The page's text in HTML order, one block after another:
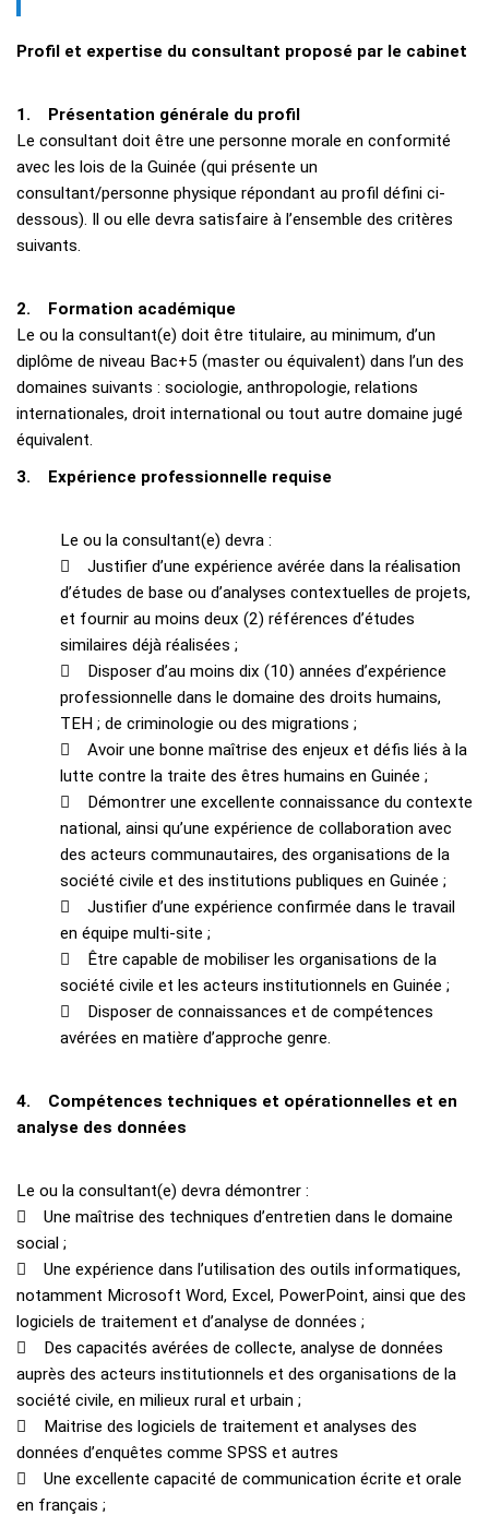
Profil et expertise du consultant proposé par le cabinet
1. Présentation générale du profil
Le consultant doit être une personne morale en conformité
avec les lois de la Guinée (qui présente un
consultant/personne physique répondant au profil défini ci-
dessous). Il ou elle devra satisfaire à l’ensemble des critères
suivants.
2. Formation académique
Le ou la consultant(e) doit être titulaire, au minimum, d’un
diplôme de niveau Bac+5 (master ou équivalent) dans l’un des
domaines suivants : sociologie, anthropologie, relations
internationales, droit international ou tout autre domaine jugé
équivalent.
3. Expérience professionnelle requise
Le ou la consultant(e) devra :
 Justifier d’une expérience avérée dans la réalisation
d’études de base ou d’analyses contextuelles de projets,
et fournir au moins deux (2) références d’études
similaires déjà réalisées ;
 Disposer d’au moins dix (10) années d’expérience
professionnelle dans le domaine des droits humains,
TEH ; de criminologie ou des migrations ;
 Avoir une bonne maîtrise des enjeux et défis liés à la
lutte contre la traite des êtres humains en Guinée ;
 Démontrer une excellente connaissance du contexte
national, ainsi qu’une expérience de collaboration avec
des acteurs communautaires, des organisations de la
société civile et des institutions publiques en Guinée ;
 Justifier d’une expérience confirmée dans le travail
en équipe multi-site ;
 Être capable de mobiliser les organisations de la
société civile et les acteurs institutionnels en Guinée ;
 Disposer de connaissances et de compétences
avérées en matière d’approche genre.
4. Compétences techniques et opérationnelles et en
analyse des données
Le ou la consultant(e) devra démontrer :
 Une maîtrise des techniques d’entretien dans le domaine
social ;
 Une expérience dans l’utilisation des outils informatiques,
notamment Microsoft Word, Excel, PowerPoint, ainsi que des
logiciels de traitement et d’analyse de données ;
 Des capacités avérées de collecte, analyse de données
auprès des acteurs institutionnels et des organisations de la
société civile, en milieux rural et urbain ;
 Maitrise des logiciels de traitement et analyses des
données d’enquêtes comme SPSS et autres
 Une excellente capacité de communication écrite et orale
en français ;